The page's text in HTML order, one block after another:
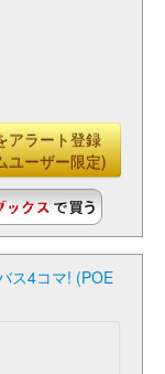
アラート登録
ユーザー限定)
ス4コマ! (POE